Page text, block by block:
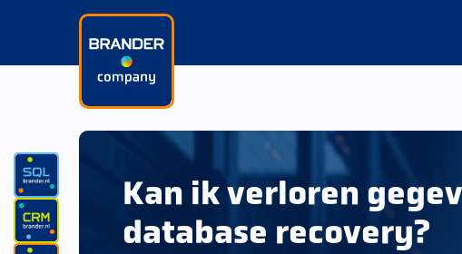
Kan ik verloren
database recovery?